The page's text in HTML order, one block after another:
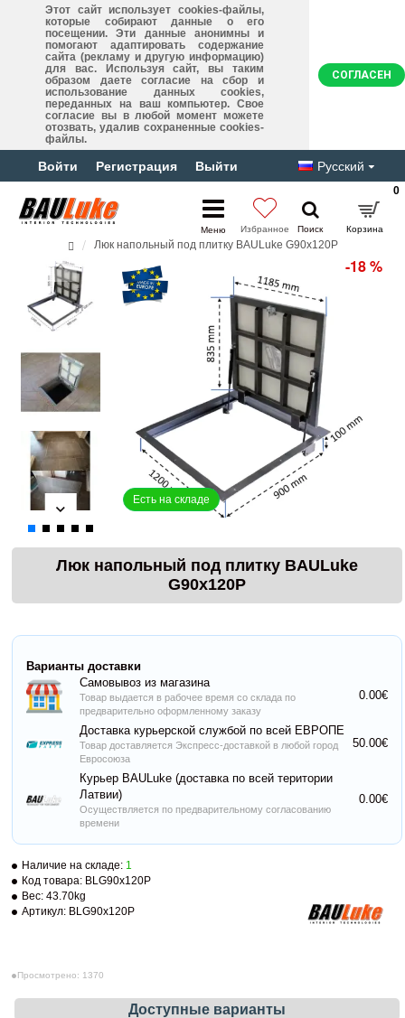
Этот сайт использует cookies-файлы,
которые собирают данные о его
посещении. Эти данные анонимны и
помогают адаптировать содержание
сайта (рекламу и другую информацию)
для вас. Используя сайт, вы таким
образом даете согласие на сбор и
использование данных cookies,
переданных на ваш компьютер. Свое
согласие вы в любой момент можете
отозвать, удалив сохраненные cookies-
файлы.
СОГЛАСЕН
Войти Регистрация Выйти Русский
0
Люк напольный под плитку BAULuke G90x120P
Есть на складе
-18 %
Люк напольный под плитку BAULuke
G90x120P
Наличие на складе: 1
Код товара: BLG90x120P
Вес: 43.70kg
Артикул: BLG90x120P
Просмотрено: 1370
Доступные варианты
Варианты доставки
Самовывоз из магазина
Товар выдается в рабочее время со склада по
предварительно оформленному заказу
0.00€
Доставка курьерской службой по всей ЕВРОПЕ
Товар доставляется Экспресс-доставкой в любой город
Евросоюза
50.00€
Курьер BAULuke (доставка по всей територии
Латвии)
Осуществляется по предварительному согласованию
времени
0.00€